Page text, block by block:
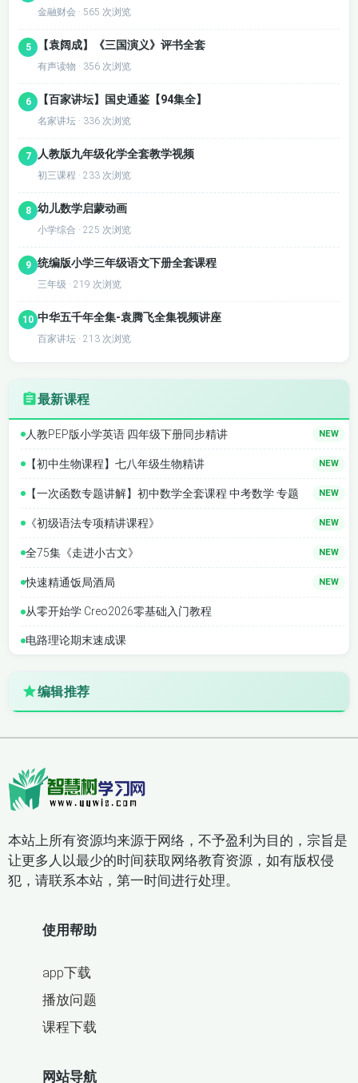
金融财会 · 565 次浏览
5 【袁阔成】《三国演义》评书全套
有声读物 · 356 次浏览
6 【百家讲坛】国史通鉴【94集全】
名家讲坛 · 336 次浏览
7 人教版九年级化学全套教学视频
初三课程 · 233 次浏览
8 幼儿数学启蒙动画
小学综合 · 225 次浏览
9 统编版小学三年级语文下册全套课程
三年级 · 219 次浏览
10 中华五千年全集-袁腾飞全集视频讲座
百家讲坛 · 213 次浏览
最新课程
人教PEP版小学英语 四年级下册同步精讲 NEW
【初中生物课程】七八年级生物精讲 NEW
【一次函数专题讲解】初中数学全套课程 中考数学 专题 NEW
《初级语法专项精讲课程》 NEW
全75集《走进小古文》 NEW
快速精通饭局酒局 NEW
从零开始学 Creo2026零基础入门教程
电路理论期末速成课
编辑推荐
本站上所有资源均来源于网络，不予盈利为目的，宗旨是
让更多人以最少的时间获取网络教育资源，如有版权侵
犯，请联系本站，第一时间进行处理。
使用帮助
app下载
播放问题
课程下载
网站导航